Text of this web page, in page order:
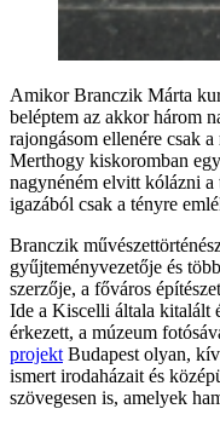
Amikor Branczik Márta
beléptem az akkor három
rajongásom ellenére csak
Merthogy kiskoromban
nagynéném elvitt kólázni a
igazából csak a tényre
Branczik
gyűjteményvezetője és
szerzője, a főváros
Ide a Kiscelli általa kitalált
érkezett, a múzeum
projekt Budapest olyan,
ismert irodaházait és
szövegesen is, amelyek